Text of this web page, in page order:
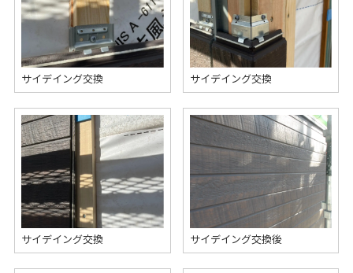
サイデイング交換 サイデイング交換
サイデイング交換 サイデイング交換後